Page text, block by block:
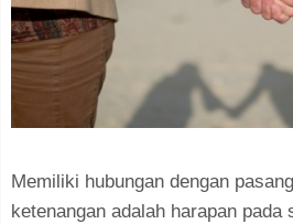
Memiliki hubungan dengan
ketenangan adalah harapan